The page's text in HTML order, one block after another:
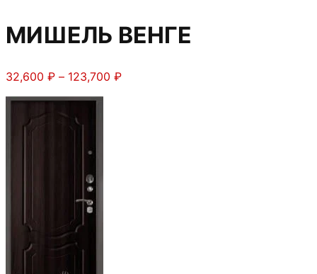
МИШЕЛЬ ВЕНГЕ
32,600 ₽ – 123,700 ₽Диапазон